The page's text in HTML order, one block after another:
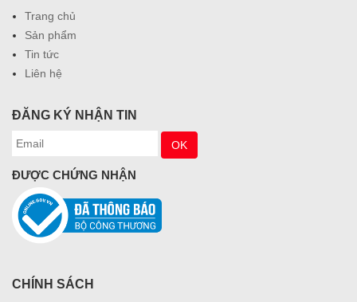
Trang chủ
Sản phẩm
Tin tức
Liên hệ
ĐĂNG KÝ NHẬN TIN
ĐƯỢC CHỨNG NHẬN
CHÍNH SÁCH